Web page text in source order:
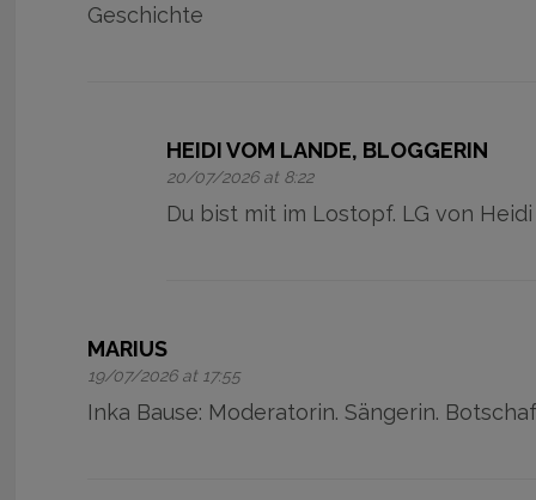
Geschichte
HEIDI VOM LANDE, BLOGGERIN
20/07/2026 at 8:22
Du bist mit im Lostopf. LG von Heidi
MARIUS
19/07/2026 at 17:55
Inka Bause: Moderatorin. Sängerin.